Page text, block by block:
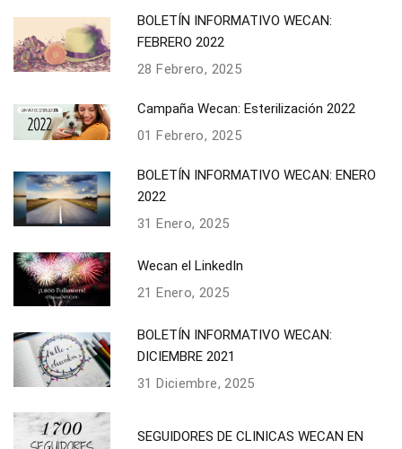
BOLETÍN INFORMATIVO WECAN:
FEBRERO 2022
28 Febrero, 2025
Campaña Wecan: Esterilización 2022
01 Febrero, 2025
BOLETÍN INFORMATIVO WECAN: ENERO
2022
31 Enero, 2025
Wecan el LinkedIn
21 Enero, 2025
BOLETÍN INFORMATIVO WECAN:
DICIEMBRE 2021
31 Diciembre, 2025
SEGUIDORES DE CLINICAS WECAN EN